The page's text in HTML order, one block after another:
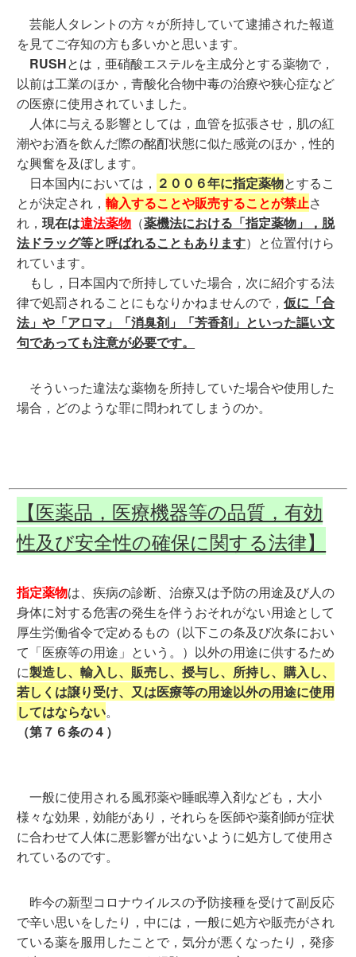
芸能人タレントの方々が所持していて逮捕された報道
を見てご存知の方も多いかと思います。
RUSHとは，亜硝酸エステルを主成分とする薬物で，
以前は工業のほか，青酸化合物中毒の治療や狭心症など
の医療に使用されていました。
人体に与える影響としては，血管を拡張させ，肌の紅
潮やお酒を飲んだ際の酩酊状態に似た感覚のほか，性的
な興奮を及ぼします。
日本国内においては， ２００６年に指定薬物とするこ
とが決定され，輸入することや販売することが禁止さ
れ，現在は違法薬物 （薬機法における「指定薬物」，脱
法ドラッグ等と呼ばれることもあります）と位置付けら
れています。
もし，日本国内で所持していた場合，次に紹介する法
律で処罰されることにもなりかねませんので，仮に「合
法」や「アロマ」「消臭剤」「芳香剤」といった謳い文
句であっても注意が必要です。
そういった違法な薬物を所持していた場合や使用した
場合，どのような罪に問われてしまうのか。
【医薬品，医療機器等の品質，有効
性及び安全性の確保に関する法律】
指定薬物は、疾病の診断、治療又は予防の用途及び人の
身体に対する危害の発生を伴うおそれがない用途として
厚生労働省令で定めるもの（以下この条及び次条におい
て「医療等の用途」という。）以外の用途に供するため
に製造し、輸入し、販売し、授与し、所持し、購入し、
若しくは譲り受け、又は医療等の用途以外の用途に使用
してはならない。
（第７６条の４）
一般に使用される風邪薬や睡眠導入剤なども，大小
様々な効果，効能があり，それらを医師や薬剤師が症状
に合わせて人体に悪影響が出ないように処方して使用さ
れているのです。
昨今の新型コロナウイルスの予防接種を受けて副反応
で辛い思いをしたり，中には，一般に処方や販売がされ
ている薬を服用したことで，気分が悪くなったり，発疹